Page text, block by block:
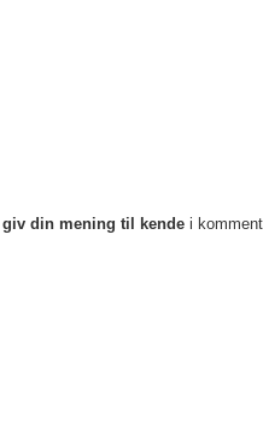
giv din mening til kendei